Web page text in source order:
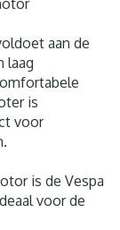
aan de
laag
is
voor
is de Vespa
voor de